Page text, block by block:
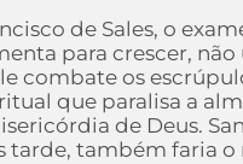
de Sales, o
para crescer,
combate os
que paralisa a
de Deus.
tarde, também faria o